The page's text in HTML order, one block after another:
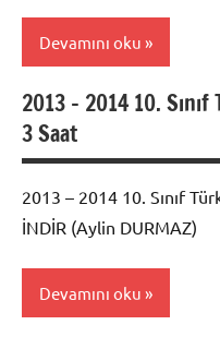
Planları
Devamını oku
2017 -
2018
Edebiyat
Yıllık
Planları
2013 – 2014 10. Sınıf
3 Saat
2013 – 2014 10. Sınıf
İNDİR (Aylin DURMAZ)
Devamını oku